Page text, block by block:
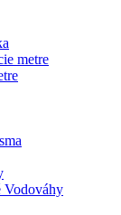
metre
Vodováhy